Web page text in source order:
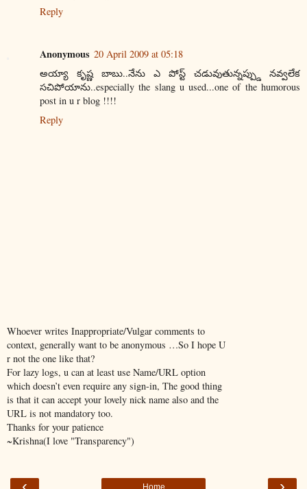
Reply
Anonymous 20 April 2009 at 05:18
అయ్యా కృష్ణ బాబు..నేను ఎ పోస్ట్ చడువుతున్నప్ప్డు నవ్వలేక
సచిపోయాను..especially the slang u used...one of the humorous
post in u r blog !!!!
Reply
Whoever writes Inappropriate/Vulgar comments to
context, generally want to be anonymous …So I hope U
r not the one like that?
For lazy logs, u can at least use Name/URL option
which doesn’t even require any sign-in, The good thing
is that it can accept your lovely nick name also and the
URL is not mandatory too.
Thanks for your patience
~Krishna(I love "Transparency")
Home